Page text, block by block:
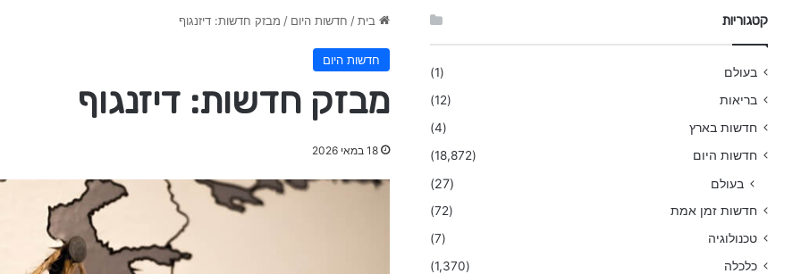
בית / חדשות היום / מבזק חדשות: דיזנגוף
חדשות היום
מבזק חדשות: דיזנגוף
18 במאי 2026
קטגוריות
בעולם
(1)
בריאות
(12)
חדשות בארץ
(4)
חדשות היום
(18,872)
בעולם (27)
חדשות זמן אמת
(72)
טכנולוגיה
(7)
כלכלה
(1,370)